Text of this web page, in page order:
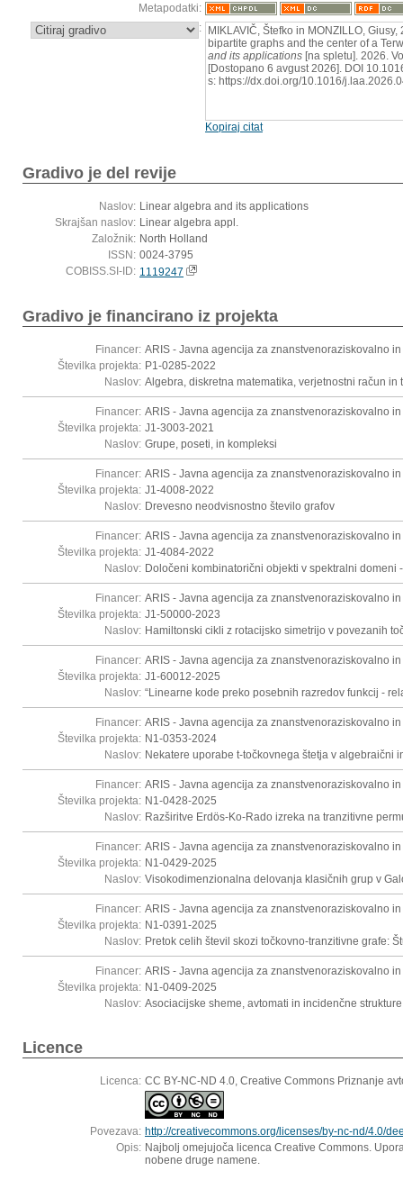
Metapodatki:
: MIKLAVIČ, Štefko in MONZILLO,
bipartite graphs and the center of a
and its applications [na spletu]. 2026.
[Dostopano 6 avgust 2026]. DOI
s: https://dx.doi.org/10.1016/
Kopiraj citat
Gradivo je del revije
Naslov: Linear algebra and its applications
Skrajšan naslov: Linear algebra appl.
Založnik: North Holland
ISSN: 0024-3795
COBISS.SI-ID: 1119247
Gradivo je financirano iz projekta
Financer: ARIS - Javna agencija za znanstvenoraziskovalno
Številka projekta: P1-0285-2022
Naslov: Algebra, diskretna matematika, verjetnostni račun in
Financer: ARIS - Javna agencija za znanstvenoraziskovalno
Številka projekta: J1-3003-2021
Naslov: Grupe, poseti, in kompleksi
Financer: ARIS - Javna agencija za znanstvenoraziskovalno
Številka projekta: J1-4008-2022
Naslov: Drevesno neodvisnostno število grafov
Financer: ARIS - Javna agencija za znanstvenoraziskovalno
Številka projekta: J1-4084-2022
Naslov: Določeni kombinatorični objekti v spektralni domeni
Financer: ARIS - Javna agencija za znanstvenoraziskovalno
Številka projekta: J1-50000-2023
Naslov: Hamiltonski cikli z rotacijsko simetrijo v povezanih
Financer: ARIS - Javna agencija za znanstvenoraziskovalno
Številka projekta: J1-60012-2025
Naslov: “Linearne kode preko posebnih razredov funkcij -
Financer: ARIS - Javna agencija za znanstvenoraziskovalno
Številka projekta: N1-0353-2024
Naslov: Nekatere uporabe t-točkovnega štetja v algebraični
Financer: ARIS - Javna agencija za znanstvenoraziskovalno
Številka projekta: N1-0428-2025
Naslov: Razširitve Erdös-Ko-Rado izreka na tranzitivne
Financer: ARIS - Javna agencija za znanstvenoraziskovalno
Številka projekta: N1-0429-2025
Naslov: Visokodimenzionalna delovanja klasičnih grup v
Financer: ARIS - Javna agencija za znanstvenoraziskovalno
Številka projekta: N1-0391-2025
Naslov: Pretok celih števil skozi točkovno-tranzitivne grafe:
Financer: ARIS - Javna agencija za znanstvenoraziskovalno
Številka projekta: N1-0409-2025
Naslov: Asociacijske sheme, avtomati in incidenčne strukture
Licence
Licenca: CC BY-NC-ND 4.0, Creative Commons Priznanje
Povezava: http://creativecommons.org/licenses/by-nc-nd/4.0/
Opis: Najbolj omejujoča licenca Creative Commons.
nobene druge namene.